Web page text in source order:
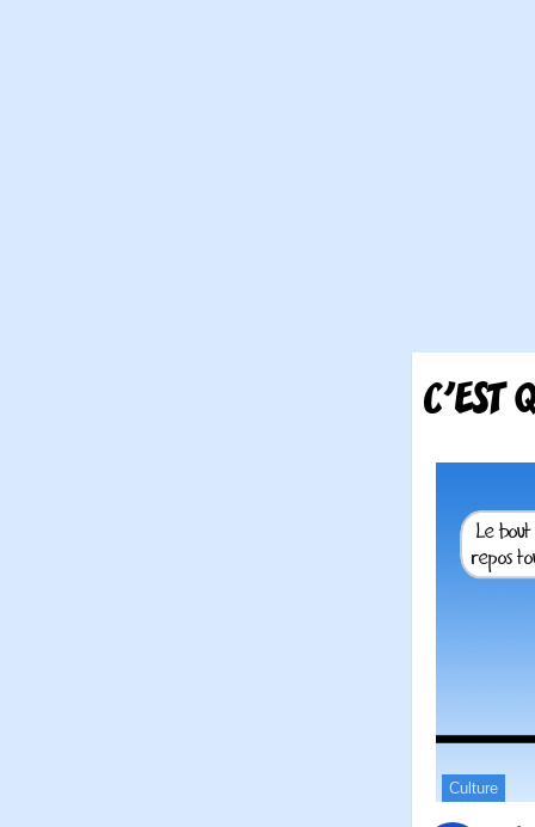
C'EST
Culture